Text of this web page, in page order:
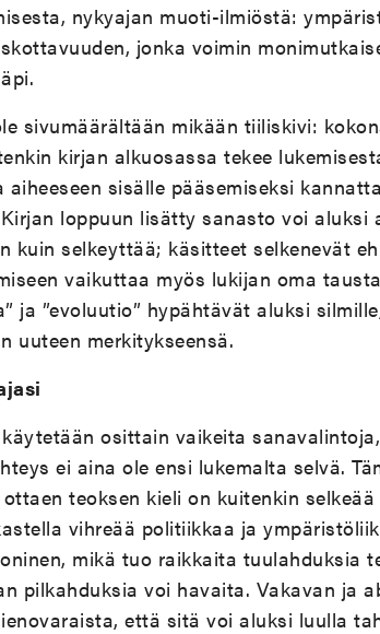
nykyajan muoti-ilmiöstä:
jonka voimin
sivumäärältään mikään tiiliskivi:
kirjan alkuosassa tekee
aiheeseen sisälle pääsemiseksi
loppuun lisätty sanasto voi aluksi
kuin selkeyttää; käsitteet selkenevät
vaikuttaa myös lukijan oma
ja ”evoluutio” hypähtävät aluksi
uuteen merkitykseensä.
osittain vaikeita
ei aina ole ensi lukemalta selvä.
teoksen kieli on kuitenkin
vihreää politiikkaa ja
mikä tuo raikkaita tuulahduksia
pilkahduksia voi havaita. Vakavan ja
että sitä voi aluksi luulla